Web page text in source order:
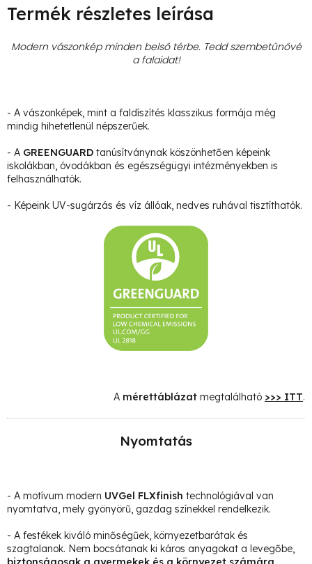
Termék részletes leírása
Modern vászonkép minden belső térbe. Tedd szembetűnővé
a falaidat!
- A vászonképek, mint a faldíszítés klasszikus formája még
mindig hihetetlenül népszerűek.
- A GREENGUARD tanúsítványnak köszönhetően képeink
iskolákban, óvodákban és egészségügyi intézményekben is
felhasználhatók.
- Képeink UV-sugárzás és víz állóak, nedves ruhával tisztíthatók.
A mérettáblázat megtalálható >>> ITT.
Nyomtatás
- A motívum modern UVGel FLXfinish technológiával van
nyomtatva, mely gyönyörű, gazdag színekkel rendelkezik.
- A festékek kiváló minőségűek, környezetbarátak és
szagtalanok. Nem bocsátanak ki káros anyagokat a levegőbe,